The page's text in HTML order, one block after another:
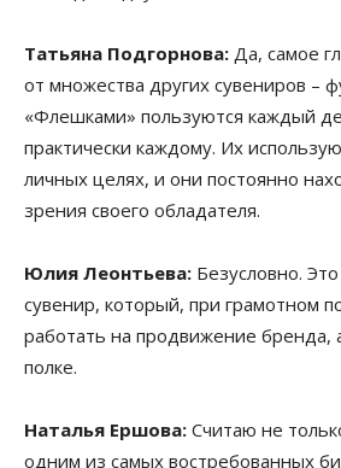
Татьяна Подгорнова: Да, самое
от множества других сувениров –
«Флешками» пользуются каждый
практически каждому. Их
личных целях, и они постоянно
зрения своего обладателя.
Юлия Леонтьева: Безусловно.
сувенир, который, при грамотном
работать на продвижение бренда,
полке.
Наталья Ершова: Считаю не
одним из самых востребованных